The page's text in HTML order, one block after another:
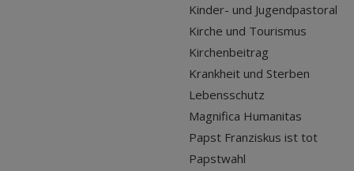
Kinder- und Jugendpastoral
Kirche und Tourismus
Kirchenbeitrag
Krankheit und Sterben
Lebensschutz
Magnifica Humanitas
Papst Franziskus ist tot
Papstwahl